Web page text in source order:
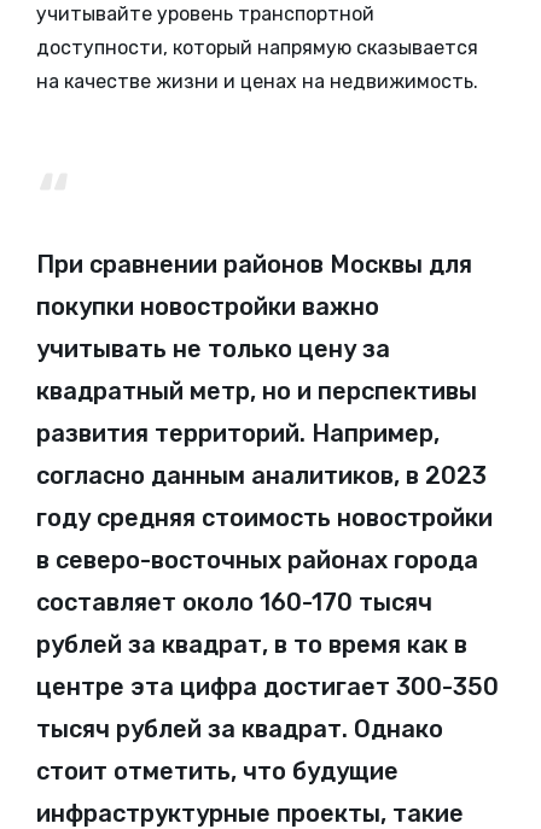
учитывайте уровень транспортной
доступности, который напрямую сказывается
на качестве жизни и ценах на недвижимость.
При сравнении районов Москвы для
покупки новостройки важно
учитывать не только цену за
квадратный метр, но и перспективы
развития территорий. Например,
согласно данным аналитиков, в 2023
году средняя стоимость новостройки
в северо-восточных районах города
составляет около 160-170 тысяч
рублей за квадрат, в то время как в
центре эта цифра достигает 300-350
тысяч рублей за квадрат. Однако
стоит отметить, что будущие
инфраструктурные проекты, такие